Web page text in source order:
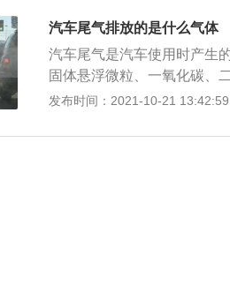
室气体，加剧了温室效应。
控制技术，主要是提高燃油
运用行政管理手段，严格汽
车辆的使用技巧，通过合理
汽车尾气排放的是什么气体
汽车尾气是汽车使用时产生
固体悬浮微粒、一氧化碳、
物等。 汽车污染已成为世界
室气体，加剧了温室效应。
发布时间：2021-10-21 13:42:59